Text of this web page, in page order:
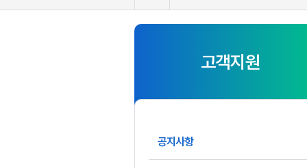
고객지원
공지사항